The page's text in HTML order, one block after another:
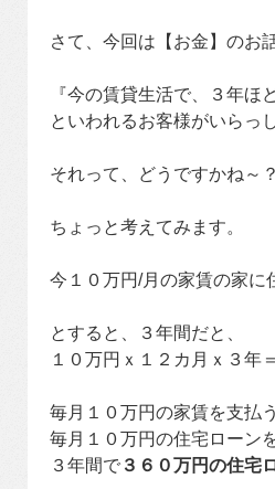
さて、今回は【お金】のお
『今の賃貸生活で、３年ほ
といわれるお客様がいらっ
それって、どうですかね～
ちょっと考えてみます。
今１０万円/月の家賃の家に
とすると、３年間だと、
１０万円ｘ１２カ月ｘ３年＝
毎月１０万円の家賃を支払
毎月１０万円の住宅ローン
３年間で ３６０万円の住宅